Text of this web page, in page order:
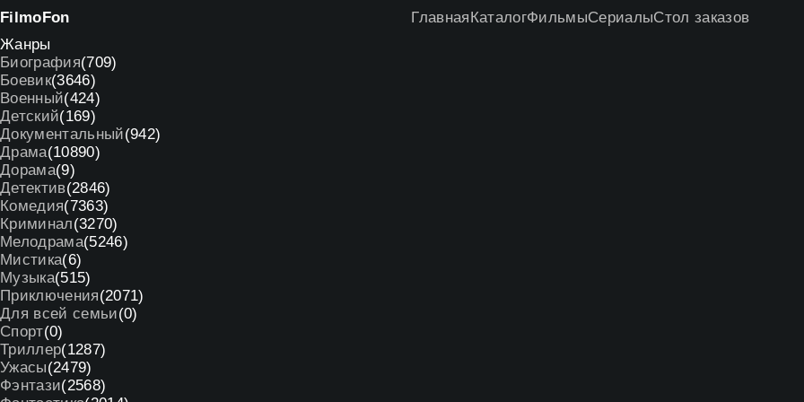
FilmoFon ГлавнаяКаталогФильмыСериалыСтол заказов
Жанры
Биография(709)
Боевик(3646)
Военный(424)
Детский(169)
Документальный(942)
Драма(10890)
Дорама(9)
Детектив(2846)
Комедия(7363)
Криминал(3270)
Мелодрама(5246)
Мистика(6)
Музыка(515)
Приключения(2071)
Для всей семьи(0)
Спорт(0)
Триллер(1287)
Ужасы(2479)
Фэнтази(2568)